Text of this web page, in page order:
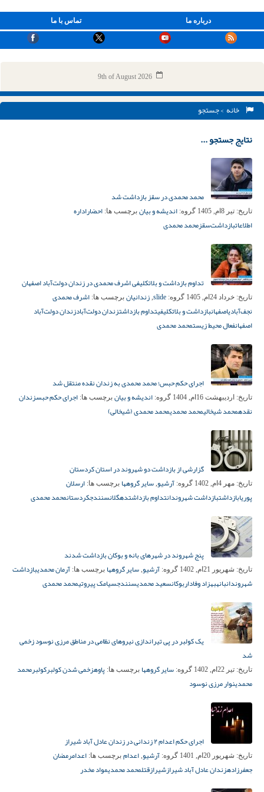
تماس با ما درباره ما
9th of August 2026
خانه > جستجو
نتایج جستجو ...
محمد محمدی در سقز بازداشت شد
تاریخ: تیر 8ام, 1405 گروه: اندیشه و بیان برچسب ها: احضاراداره
اطلاعاتبازداشت‌سقزمحمد محمدی
تداوم بازداشت و بلاتکلیفی اشرف محمدی در زندان دولت‌آباد اصفهان
تاریخ: خرداد 24ام, 1405 گروه: slide
, زندانیان برچسب ها: اشرف محمدی
نجف‌آبادیاصفهانبازداشت و بلاتکلیفیتداوم بازداشتزندان دولت‌آبادزندان دولت‌آباد
اصفهانفعال محیط زیستمحمد محمدی
اجرای حکم حبس؛ محمد محمدی به زندان نقده منتقل شد
تاریخ: اردیبهشت 16ام, 1404 گروه: اندیشه و بیان برچسب ها: اجرای حکم حبسزندان
نقدهمحمد شیخالیمحمد محمدیمحمد محمدی (شیخالی)
گزارشی از بازداشت دو شهروند در استان کردستان
تاریخ: مهر 4ام, 1402 گروه: آرشیو, سایر گروهها برچسب ها: ارسلان
پوریابازداشتبازداشت شهروندانتداوم بازداشتدهگلانسنندجکردستانمحمد محمدی
پنج شهروند در شهرهای بانه و بوکان بازداشت شدند
تاریخ: شهریور 21ام, 1402 گروه: آرشیو, سایر گروهها برچسب ها: آرمان محمدیبازداشت
شهروندانبانهبهزاد وفاداربوکانسعید محمدیسنندجسیامک پیروتیمحمد محمدی
یک کولبر در پی تیراندازی نیروهای نظامی در مناطق مرزی نوسود زخمی
شد
تاریخ: تیر 22ام, 1402 گروه: سایر گروهها برچسب ها: پاوهزخمی شدن کولبرکولبرمحمد
محمدینوار مرزی نوسود
اجرای حکم اعدام ۲ زندانی در زندان عادل آباد شیراز
تاریخ: شهریور 20ام, 1401 گروه: آرشیو, اعدام برچسب ها: اعدامرمضان
جعفرزادهزندان عادل آباد شیرازشیرازقتلمحمد محمدیمواد مخدر